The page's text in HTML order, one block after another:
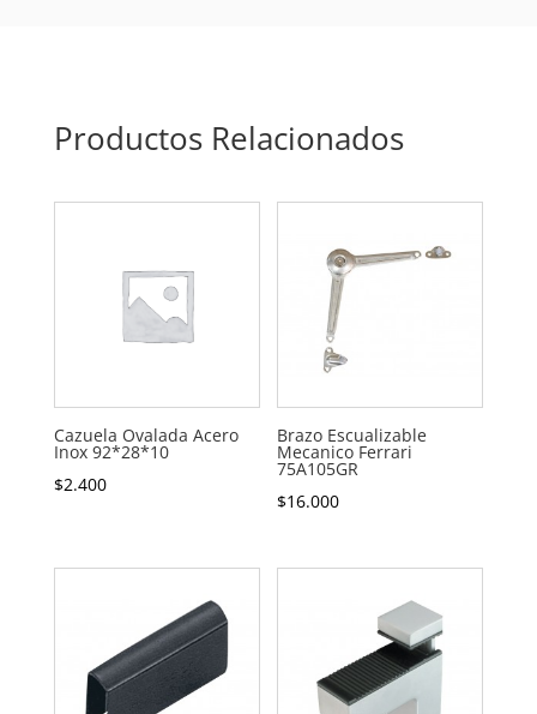
Productos Relacionados
Cazuela Ovalada Acero
Inox 92*28*10
$2.400
Brazo Escualizable
Mecanico Ferrari
75A105GR
$16.000